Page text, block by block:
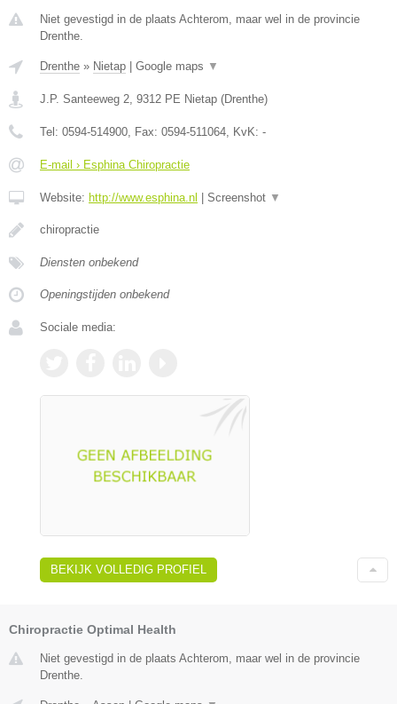
Niet gevestigd in de plaats Achterom, maar wel in de provincie
Drenthe.
Drenthe » Nietap Google maps ▼
J.P. Santeeweg 2, 9312 PE Nietap (Drenthe)
Tel: 0594-514900, Fax: 0594-511064, KvK: -
E-mail › Esphina Chiropractie
Website: http://www.esphina.nl Screenshot ▼
chiropractie
Diensten onbekend
Openingstijden onbekend
Sociale media:
BEKIJK VOLLEDIG PROFIEL
Chiropractie Optimal Health
Niet gevestigd in de plaats Achterom, maar wel in de provincie
Drenthe.